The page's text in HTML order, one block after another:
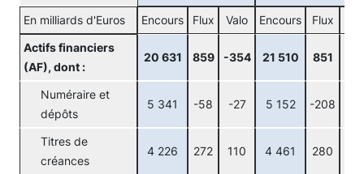
En milliards d'Euros Encours Flux Valo Encours Flux
Actifs financiers
(AF), dont :
20 631 859 -354 21 510 851
Numéraire et
dépôts
5 341 -58 -27 5 152 -208
Titres de
créances
4 226 272 110 4 461 280